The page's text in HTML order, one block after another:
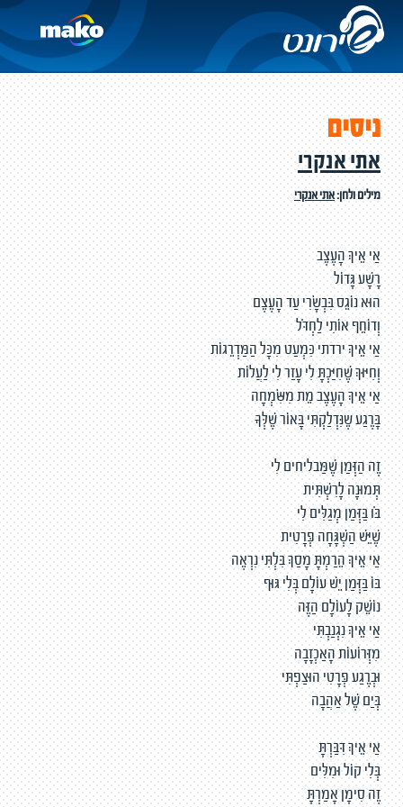
ניסים
אתי אנקרי
מילים ולחן:אתי אנקרי
אַי אֵיךְ הָעֶצֶב
רָשָׁע גָּדוֹל
הוּא נוֹגֵס בִּבְשָׂרִי עַד הָעֶצֶם
וְדוֹחֵף אוֹתִי לַחְדֹּל
אַי אֵיךְ ירדתי כִּמְעַט מִכָּל הַמַּדְרֵגוֹת
וְחִיּוּךְ שֶׁחִיַּכְתָּ לִי עָזַר לִי לַעֲלוֹת
אַי אֵיךְ הָעֶצֶב מֵת מִשִּׂמְחָה
בָּרֶגַע שֶנִּדְלַקְתִּי בָּאוֹר שֶׁלְּךָ
זֶה הַזְּמַן שֶׁמַּבליחים לִי
תְּמוּנָה לָרִשְׁתִּית
בֹּו בַּזְּמַן מְגַלִּים לִי
שֶׁיֵּשׁ הַשְׁגָּחָה פְּרָטִית
אַי אֵיךְ הֵרַמְתָּ מָסַךְ בִּלְתִּי נִרְאֶה
בּוֹ בַּזְּמַן יֵשׁ עוֹלָם בְּלִי גּוּף
נוֹשֵׁק לָעוֹלָם הַזֶּה
אַי אֵיךְ נִגְנַבְתִּי
מִזְּרוֹעוֹת הָאַכְזָבָה
וּבְרֶגַע פְּרָטִי הוּצַפְתִּי
בְּיַם שֶׁל אַהֲבָה
אַי אֵיךְ דִּבַּרְתָּ
בְּלִי קוֹל וּמִלִּים
זֶה סִימָן אָמַרְתָּ